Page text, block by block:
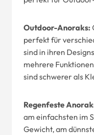
Outdoor-Anoraks:
perfekt für
sind in ihren
mehrere
sind schwerer als
Regenfeste
am einfachsten im
Gewicht, am